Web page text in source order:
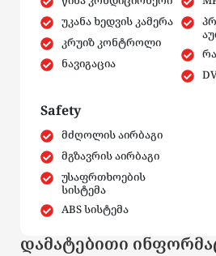
უკანა ხედვის კამერა
კრუიზ კონტროლი
ნავიგაცია
Safety
მძღოლის აირბაგი
მგზავრის აირბაგი
უსაფრთხოების
სისტემა
ABS სისტემა
დამატებითი